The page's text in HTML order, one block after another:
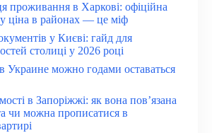
проживання в Харкові: офіційна
ціна в районах — це міф
у Києві: гайд для
столиці у 2026 році
Украине можно годами оставаться
в Запоріжжі: як вона пов’язана
чи можна прописатися в